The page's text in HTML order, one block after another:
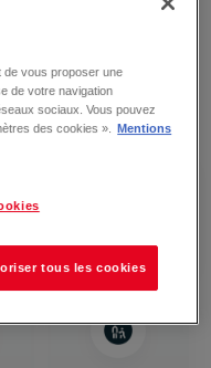
centre
faciliter votre visite au
de vous proposer une
de votre navigation
sociaux. Vous pouvez
des cookies ».
Mentions
tous les cookies